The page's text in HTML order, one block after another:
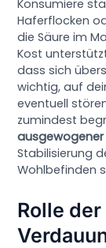
Konsumiere
Haferflocken
die Säure im
Kost
dass sich
wichtig, auf
eventuell
zumindest
ausgewogener
Stabilisierung
Wohlbefinden
Rolle